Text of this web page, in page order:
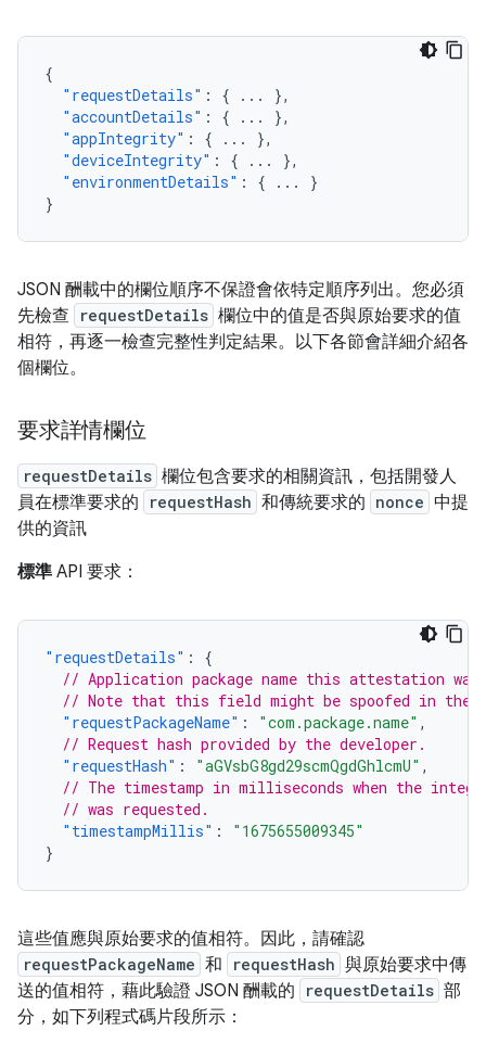
{
"requestDetails" : { ...
},
"accountDetails" : { ...
},
"appIntegrity" : { ...
},
"deviceIntegrity" : { ...
},
"environmentDetails" : { ...
}
}
JSON 酬載中的欄位順序不保證會依特定順序列出。您必須
先檢查
requestDetails 欄位中的值是否與原始要求的值
相符，再逐一檢查完整性判定結果。以下各節會詳細介紹各
個欄位。
要求詳情欄位
requestDetails 欄位包含要求的相關資訊，包括開發人
員在標準要求的
requestHash 和傳統要求的 nonce 中提
供的資訊
標準 API 要求：
"requestDetails" :
{
// Application package name this attestation
// Note that this field might be spoofed in the
"requestPackageName" : "com.package.name" ,
// Request hash provided by the developer.
"requestHash" : "aGVsbG8gd29scmQgdGhlcmU" ,
// The timestamp in milliseconds when the
// was requested.
"timestampMillis" :
"1675655009345"
}
這些值應與原始要求的值相符。因此，請確認
requestPackageName 和 requestHash 與原始要求中傳
送的值相符，藉此驗證 JSON 酬載的
requestDetails 部
分，如下列程式碼片段所示：